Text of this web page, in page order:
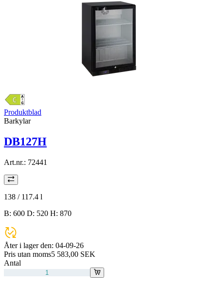
Produktblad
Barkylar
DB127H
Art.nr.: 72441
138 / 117.4 l
B: 600 D: 520 H: 870
Åter i lager den: 04-09-26
Pris utan moms5 583,00 SEK
Antal